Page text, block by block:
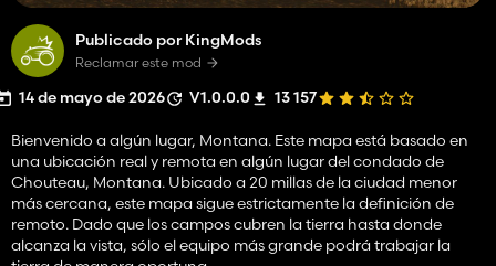
Publicado por KingMods
Reclamar este mod
14 de mayo de 2026 V1.0.0.0 13 157
Bienvenido a algún lugar, Montana. Este mapa está basado en
una ubicación real y remota en algún lugar del condado de
Chouteau, Montana. Ubicado a 20 millas de la ciudad menor
más cercana, este mapa sigue estrictamente la definición de
remoto. Dado que los campos cubren la tierra hasta donde
alcanza la vista, sólo el equipo más grande podrá trabajar la